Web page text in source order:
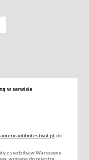
w serwisie
, do
z siedzibą w Warszawie
wpisane do rejestru